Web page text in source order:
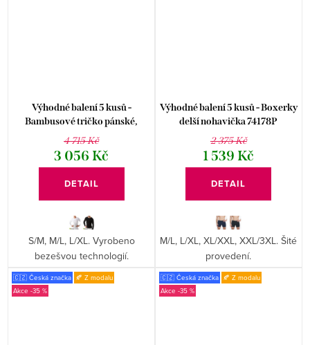
Výhodné balení 5 kusů -
Bambusové tričko pánské,
dlouhý rukáv 58007P
4 715 Kč
3 056 Kč
DETAIL
S/M, M/L, L/XL. Vyrobeno
bezešvou technologií.
Výhodné balení 5 kusů - Boxerky
delší nohavička 74178P
2 375 Kč
1 539 Kč
DETAIL
M/L, L/XL, XL/XXL, XXL/3XL. Šité
provedení.
🇨🇿 Česká značka 🍂 Z modalu
-35 %
🇨🇿 Česká značka 🍂 Z modalu
-35 %